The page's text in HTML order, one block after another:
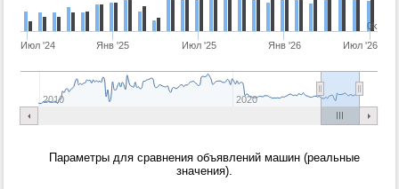
Июл '24 Янв '25 Июл '25 Янв '26 Июл '26
2010 2020
0k
Параметры для сравнения объявлений машин (реальные
значения).